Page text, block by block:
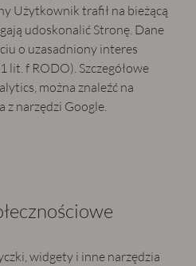
Użytkownik trafił na bieżącą
udoskonalić Stronę. Dane
o uzasadniony interes
f RODO). Szczegółowe
można znaleźć na
z narzędzi Google.
widgety i inne narzędzia